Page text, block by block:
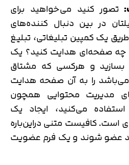
تصور کنید می‌خواهید برای
در بین دنبال کننده‌های
یک کمپین تبلیغاتی، تبلیغ
به چه صفحه‌ای هدایت کنید؟ یک
و هرکسی که مشتاق
را به آن صفحه هدایت
مدیریت محتوایی همچون
می‌کنید، ایجاد یک
کافیست متنی دراین‌باره
عضو شوند و یک فرم عضویت